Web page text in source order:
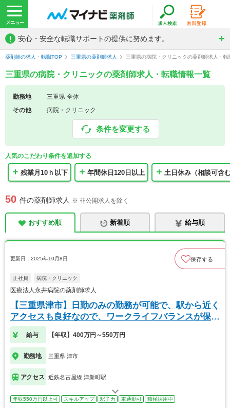
! 安心・安全な転職サポートの提供に努めます。
薬剤師の求人・転職TOP 三重県の薬剤師求人 三重県の病院・クリニックの薬剤師求人・転
三重県の病院・クリニックの薬剤師求人・転職情報一覧
勤務地
三重県 全体
その他
病院・クリニック
条件を変更する
人気のこだわり条件を追加する
残業月10ｈ以下 年間休日120日以上 土日休み（相談可含
50 件の薬剤師求人 ※ 非公開求人を除く
おすすめ順 新着順 給与順
更新日：2025年10月8日 保存する
正社員 病院・クリニック
医療法人永井病院の薬剤師求人
【三重県津市】日勤のみの勤務が可能で、駅から近く
アクセスも良好なので、ワークライフバランスが保て
ます
給与 【年収】400万円～550万円
勤務地 三重県 津市
アクセス 近鉄名古屋線 津新町駅
年収550万円以上可 スキルアップ 駅チカ 車通勤可 積極採用中